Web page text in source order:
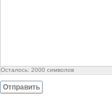
Осталось: 2000 символов
Отправить